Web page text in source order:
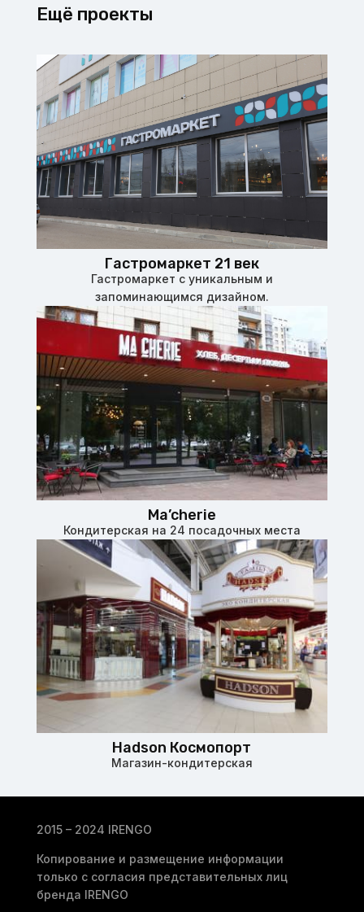
Ещё проекты
Гастромаркет 21 век
Гастромаркет с уникальным и
запоминающимся дизайном.
Ma’cherie
Кондитерская на 24 посадочных места
Hadson Космопорт
Магазин-кондитерская
2015 – 2024 IRENGO
Копирование и размещение информации
только с согласия представительных лиц
бренда IRENGO